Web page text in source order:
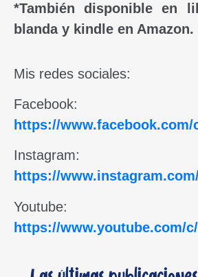
*También disponible en
blanda y kindle en Amazon.
Mis redes sociales:
Facebook:
https://
Instagram:
https://
Youtube:
https://www.youtube.com/